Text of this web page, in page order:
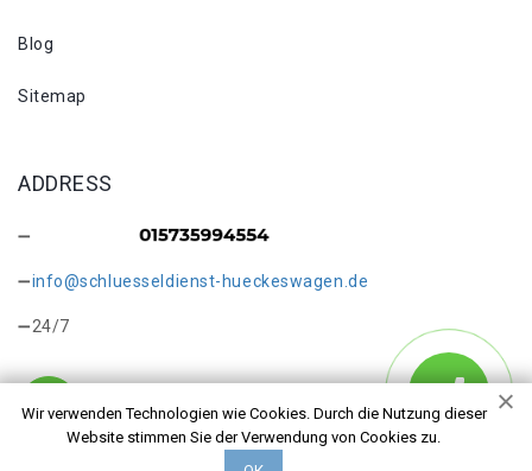
Wir verwenden Technologien wie Cookies. Durch die Nutzung dieser
Website stimmen Sie der Verwendung von Cookies zu.
Blog
Sitemap
ADDRESS
info@schluesseldienst-hueckeswagen.de
24/7
Copyright © 2026 Schlüsseldienst Hückeswagen Höhe. Alle